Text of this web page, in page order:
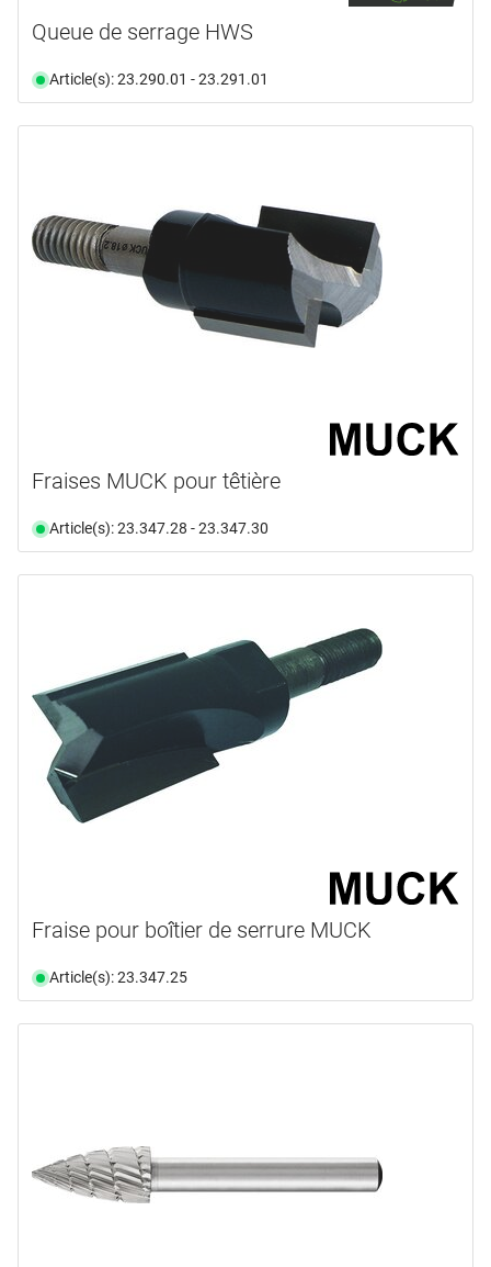
Queue de serrage HWS
Article(s): 23.290.01 - 23.291.01
Fraises MUCK pour têtière
Article(s): 23.347.28 - 23.347.30
Fraise pour boîtier de serrure MUCK
Article(s): 23.347.25